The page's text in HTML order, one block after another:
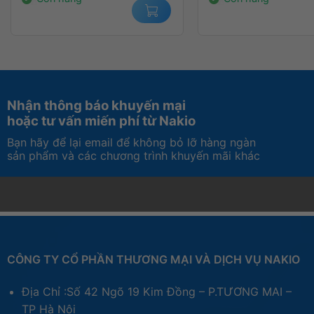
Hiệu suất đồ họa tối ưu với DirectX 12 và
động ổn định và mạnh mẽ ngay cả trong các môi
Hỗ trợ xuất hình đa màn hình chuyên
Nhận thông báo khuyến mại
hoặc tư vấn miến phí từ Nakio
Bạn hãy để lại email để không bỏ lỡ hàng ngàn
sản phẩm và các chương trình khuyến mãi khác
CÔNG TY CỔ PHẦN THƯƠNG MẠI VÀ DỊCH VỤ NAKIO
Địa Chỉ :Số 42 Ngõ 19 Kim Đồng – P.TƯƠNG MAI –
TP Hà Nội